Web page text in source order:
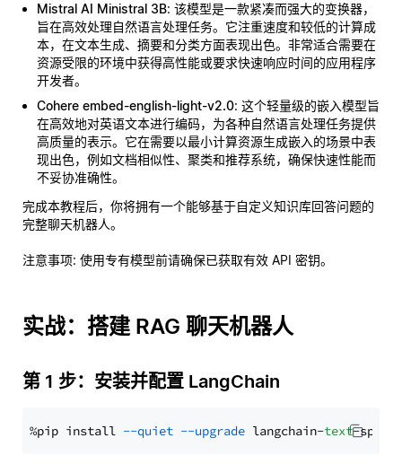
Mistral AI Ministral 3B: 该模型是一款紧凑而强大的变换器，
旨在高效处理自然语言处理任务。它注重速度和较低的计算成
本，在文本生成、摘要和分类方面表现出色。非常适合需要在
资源受限的环境中获得高性能或要求快速响应时间的应用程序
开发者。
Cohere embed-english-light-v2.0: 这个轻量级的嵌入模型旨
在高效地对英语文本进行编码，为各种自然语言处理任务提供
高质量的表示。它在需要以最小计算资源生成嵌入的场景中表
现出色，例如文档相似性、聚类和推荐系统，确保快速性能而
不妥协准确性。
完成本教程后，你将拥有一个能够基于自定义知识库回答问题的
完整聊天机器人。
注意事项: 使用专有模型前请确保已获取有效 API 密钥。
实战：搭建 RAG 聊天机器人
第 1 步：安装并配置 LangChain
%pip install --quiet --upgrade langchain-text